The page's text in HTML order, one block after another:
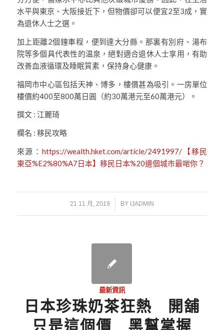
水平與東京、大阪接近下，但物價卻可以便宜2至3成，實
為退休人士之選。
加上距離2個鐘車程，便到達大分縣。那裏有別府、湯布
院等多個具代表性的温泉，絕對適合退休人士享用，有助
改善血液循環及睡眠質素，保持身心健康。
福岡市中心區包括天神、博多，樓價甚為吸引。一房單位
樓價約400至800萬日圓（約30萬港元至60萬港元）。
撰文 : 江麗琦
欄名 : 移民攻略
來源： https://wealth.hket.com/article/2491997/【移民
東亞%E2%80%A7日本】移民日本%20邊個城市最啱你？
21 11 月, 2019
/ BY IJADMIN
最新資訊
日本珍珠奶茶狂熱 開舖
只是這個價 黑幫掌握